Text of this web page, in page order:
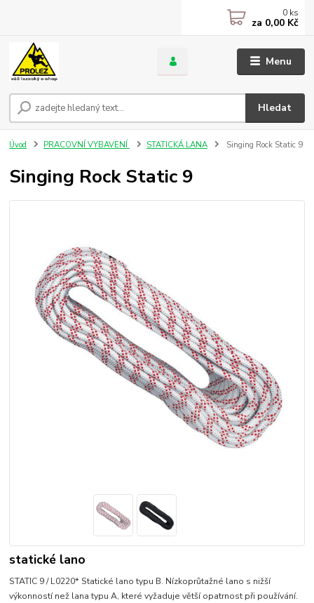
Menu
Hledat
0 ks
za 0,00 Kč
Úvod PRACOVNÍ VYBAVENÍ STATICKÁ LANA Singing Rock Static 9
Singing Rock Static 9
statické lano
STATIC 9 / L0220* Statické lano typu B. Nízkoprůtažné lano s nižší
výkonností než lana typu A, které vyžaduje větší opatrnost při používání.